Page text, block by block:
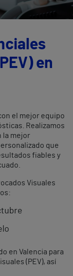
en
el mejor equipo
Realizamos
la mejor
que
fiables y
Visuales
en Valencia para
(PEV), así